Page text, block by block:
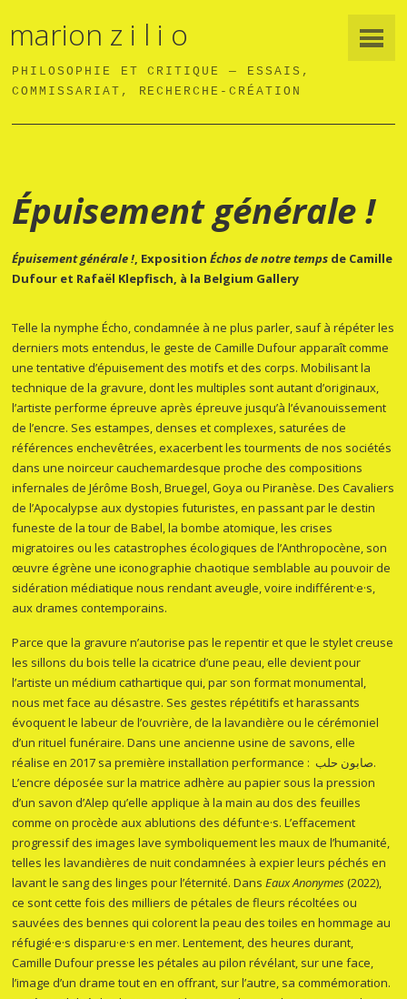
marion z i l i o
PHILOSOPHIE ET CRITIQUE — ESSAIS,
COMMISSARIAT, RECHERCHE-CRÉATION
Épuisement générale !
Épuisement générale !, Exposition Échos de notre temps de Camille
Dufour et Rafaël Klepfisch, à la Belgium Gallery
Telle la nymphe Écho, condamnée à ne plus parler, sauf à répéter les
derniers mots entendus, le geste de Camille Dufour apparaît comme
une tentative d’épuisement des motifs et des corps. Mobilisant la
technique de la gravure, dont les multiples sont autant d’originaux,
l’artiste performe épreuve après épreuve jusqu’à l’évanouissement
de l’encre. Ses estampes, denses et complexes, saturées de
références enchevêtrées, exacerbent les tourments de nos sociétés
dans une noirceur cauchemardesque proche des compositions
infernales de Jérôme Bosh, Bruegel, Goya ou Piranèse. Des Cavaliers
de l’Apocalypse aux dystopies futuristes, en passant par le destin
funeste de la tour de Babel, la bombe atomique, les crises
migratoires ou les catastrophes écologiques de l’Anthropocène, son
œuvre égrène une iconographie chaotique semblable au pouvoir de
sidération médiatique nous rendant aveugle, voire indifférent·e·s,
aux drames contemporains.
Parce que la gravure n’autorise pas le repentir et que le stylet creuse
les sillons du bois telle la cicatrice d’une peau, elle devient pour
l’artiste un médium cathartique qui, par son format monumental,
nous met face au désastre. Ses gestes répétitifs et harassants
évoquent le labeur de l’ouvrière, de la lavandière ou le cérémoniel
d’un rituel funéraire. Dans une ancienne usine de savons, elle
réalise en 2017 sa première installation performance : صابون حلب.
L’encre déposée sur la matrice adhère au papier sous la pression
d’un savon d’Alep qu’elle applique à la main au dos des feuilles
comme on procède aux ablutions des défunt·e·s. L’effacement
progressif des images lave symboliquement les maux de l’humanité,
telles les lavandières de nuit condamnées à expier leurs péchés en
lavant le sang des linges pour l’éternité. DansEaux Anonymes (2022),
ce sont cette fois des milliers de pétales de fleurs récoltées ou
sauvées des bennes qui colorent la peau des toiles en hommage au
réfugié·e·s disparu·e·s en mer. Lentement, des heures durant,
Camille Dufour presse les pétales au pilon révélant, sur une face,
l’image d’un drame tout en en offrant, sur l’autre, sa commémoration.